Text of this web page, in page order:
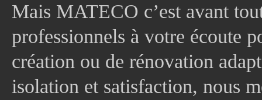
Mais MATECO c’est avant
professionnels à votre écoute
création ou de rénovation
isolation et satisfaction, nous